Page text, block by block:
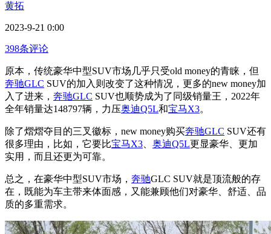
黄拓
2023-9-21 0:00
398条评论
原本，传统豪华中型SUV市场几乎只受old money的青睐，但
奔驰GLC SUV的加入则改变了这种情况，更多的new money加
入了进来， 奔驰GLC SUV也顺势成为了同级销量王，2022年
全年销量达148797辆，力压奥迪Q5L和宝马X3。
除了熠熠夺目的三叉徽标，new money购买奔驰GLC SUV还有
很多理由，比如，它要比宝马X3、 奥迪Q5L更显豪华、更加
实用，而且还更为可靠。
总之，在豪华中型SUV市场， 奔驰GLC SUV就是顶流般的存
在，既能为车主带来体面感，又能兼顾他们对豪华、舒适、品
质的多重需求。